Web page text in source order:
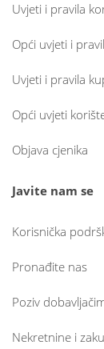
Uvjeti i pravila
Opći uvjeti i
Uvjeti i pravila
Opći uvjeti
Objava cjenika
Javite nam se
Korisnička
Pronađite nas
Poziv
Nekretnine i